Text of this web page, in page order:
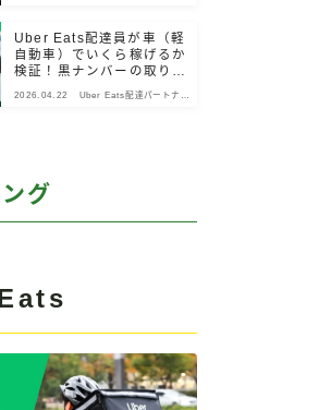
Uber Eats配達員が車（軽
自動車）でいくら稼げるか
検証！黒ナンバーの取り
2026.04.22
Uber Eats配達パートナー
グ